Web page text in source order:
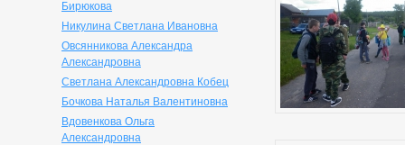
Бирюкова
Никулина Светлана Ивановна
Овсянникова Александра
Александровна
Светлана Александровна Кобец
Бочкова Наталья Валентиновна
Вдовенкова Ольга
Александровна